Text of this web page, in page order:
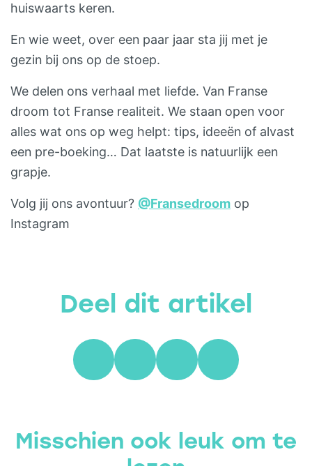
huiswaarts keren.
En wie weet, over een paar jaar sta jij met je
gezin bij ons op de stoep.
We delen ons verhaal met liefde. Van Franse
droom tot Franse realiteit. We staan open voor
alles wat ons op weg helpt: tips, ideeën of alvast
een pre-boeking… Dat laatste is natuurlijk een
grapje.
Volg jij ons avontuur? @Fransedroom op
Instagram
Deel dit artikel
Misschien ook leuk om te